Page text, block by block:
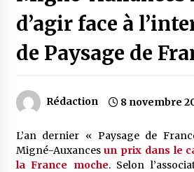
d’agir face à
de Paysage de
Rédaction 8 novembre
L’an dernier « Paysage de
Migné-Auxancesun prix dans le
la France moche. Selon